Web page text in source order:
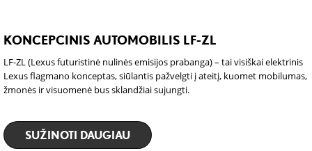
KONCEPCINIS AUTOMOBILIS LF-ZL
LF-ZL (Lexus futuristinė nulinės emisijos prabanga) – tai visiškai elektrinis
Lexus flagmano konceptas, siūlantis pažvelgti į ateitį, kuomet mobilumas,
žmonės ir visuomenė bus sklandžiai sujungti.
SUŽINOTI DAUGIAU